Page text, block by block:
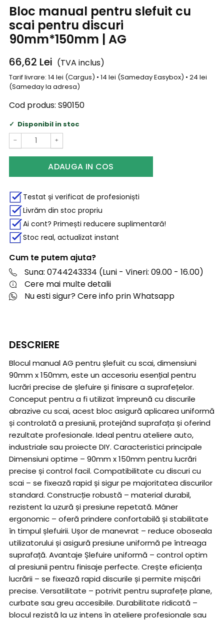
Bloc manual pentru slefuit cu
scai pentru discuri
90mm*150mm | AG
66,62 Lei (TVA inclus)
Tarif livrare: 14 lei (Cargus) • 14 lei (Sameday Easybox) • 24 lei
(Sameday la adresa)
Cod produs: S90150
Disponibil in stoc
− +
ADAUGA IN COS
Testat și verificat de profesioniști
Livrăm din stoc propriu
Ai cont? Primești reducere suplimentară!
Stoc real, actualizat instant
Cum te putem ajuta?
Suna: 0744243334 (Luni - Vineri: 09.00 - 16.00)
Cere mai multe detalii
Nu esti sigur? Cere info prin Whatsapp
DESCRIERE
Blocul manual AG pentru șlefuit cu scai, dimensiuni
90mm x 150mm, este un accesoriu esențial pentru
lucrări precise de șlefuire și finisare a suprafețelor.
Conceput pentru a fi utilizat împreună cu discurile
abrazive cu scai, acest bloc asigură aplicarea uniformă
și controlată a presiunii, protejând suprafața și oferind
rezultate profesionale. Ideal pentru ateliere auto,
industriale sau proiecte DIY. Caracteristici principale
Dimensiuni optime – 90mm x 150mm pentru lucrări
precise și control facil. Compatibilitate cu discuri cu
scai – se fixează rapid și sigur pe majoritatea discurilor
standard. Construcție robustă – material durabil,
rezistent la uzură și presiune repetată. Mâner
ergonomic – oferă prindere confortabilă și stabilitate
în timpul șlefuirii. Ușor de manevrat – reduce oboseala
utilizatorului și asigură presiune uniformă pe întreaga
suprafață. Avantaje Șlefuire uniformă – control optim
al presiunii pentru finisaje perfecte. Crește eficiența
lucrării – se fixează rapid discurile și permite mișcări
precise. Versatilitate – potrivit pentru suprafețe plane,
curbate sau greu accesibile. Durabilitate ridicată –
blocul rezistă la uz intens în ateliere profesionale sau